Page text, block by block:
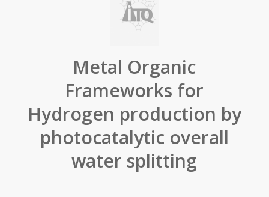
Metal Organic
Frameworks for
Hydrogen production by
photocatalytic overall
water splitting